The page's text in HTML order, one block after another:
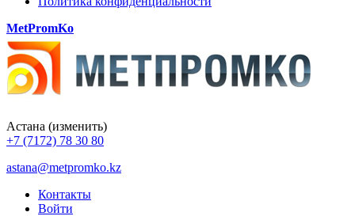
MetPromKo
Астана (изменить)
+7 (7172) 78 30 80
astana@metpromko.kz
Контакты
Войти